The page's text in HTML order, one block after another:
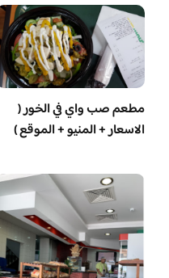
مطعم صب واي في الخور (
الاسعار + المنيو + الموقع )